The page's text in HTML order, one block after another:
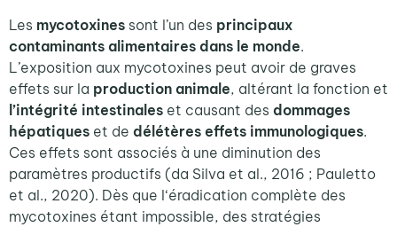
Les mycotoxines sont l’un des principaux
contaminants alimentaires dans le monde.
L’exposition aux mycotoxines peut avoir de graves
effets sur la production animale, altérant la fonction et
l’intégrité intestinales et causant des dommages
hépatiques et de délétères effets immunologiques.
Ces effets sont associés à une diminution des
paramètres productifs (da Silva et al., 2016 ; Pauletto
et al., 2020). Dès que l‘éradication complète des
mycotoxines étant impossible, des stratégies